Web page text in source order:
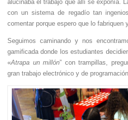
alucinaba el trabajo que allí se exponía.
con un sistema de regadío tan
comentar porque espero que lo fabriquen
Seguimos caminando y nos
gamificada donde los estudiantes
«Atrapa un millón” con trampillas,
gran trabajo electrónico y de programación.